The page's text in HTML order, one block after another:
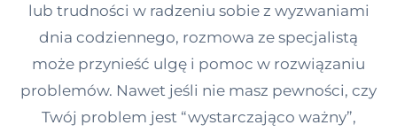
lub trudności w radzeniu sobie z wyzwaniami
dnia codziennego, rozmowa ze specjalistą
może przynieść ulgę i pomoc w rozwiązaniu
problemów. Nawet jeśli nie masz pewności, czy
Twój problem jest “wystarczająco ważny”,